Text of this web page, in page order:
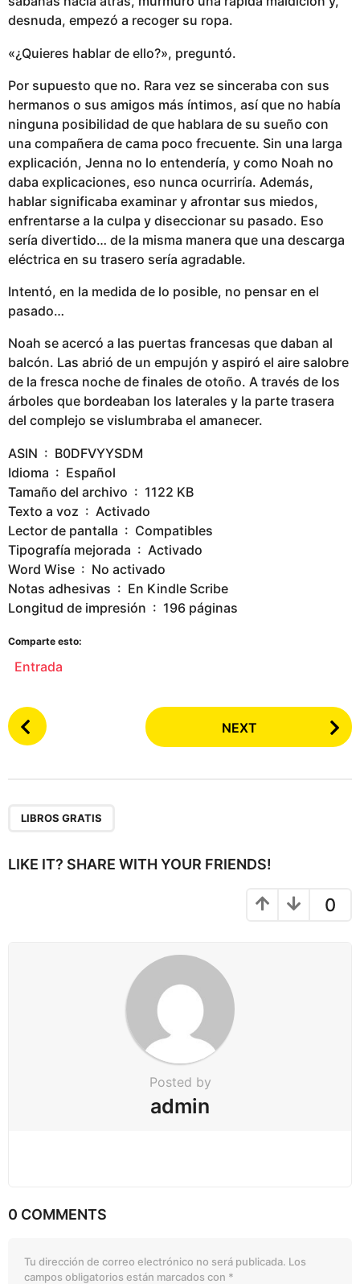
desnuda, empezó a recoger su ropa.
«¿Quieres hablar de ello?», preguntó.
Por supuesto que no. Rara vez se sinceraba con sus
hermanos o sus amigos más íntimos, así que no había
ninguna posibilidad de que hablara de su sueño con
una compañera de cama poco frecuente. Sin una larga
explicación, Jenna no lo entendería, y como Noah no
daba explicaciones, eso nunca ocurriría. Además,
hablar significaba examinar y afrontar sus miedos,
enfrentarse a la culpa y diseccionar su pasado. Eso
sería divertido… de la misma manera que una descarga
eléctrica en su trasero sería agradable.
Intentó, en la medida de lo posible, no pensar en el
pasado…
Noah se acercó a las puertas francesas que daban al
balcón. Las abrió de un empujón y aspiró el aire salobre
de la fresca noche de finales de otoño. A través de los
árboles que bordeaban los laterales y la parte trasera
del complejo se vislumbraba el amanecer.
ASIN ‏ : ‎ B0DFVYYSDM
Idioma ‏ : ‎ Español
Tamaño del archivo ‏ : ‎ 1122 KB
Texto a voz ‏ : ‎ Activado
Lector de pantalla ‏ : ‎ Compatibles
Tipografía mejorada ‏ : ‎ Activado
Word Wise ‏ : ‎ No activado
Notas adhesivas ‏ : ‎ En Kindle Scribe
Longitud de impresión ‏ : ‎ 196 páginas
Comparte esto:
Entrada
P
o
i
NEXT
LIBROS GRATIS
LIKE IT? SHARE WITH YOUR FRIENDS!
0
Posted by
admin
0 COMMENTS
Tu dirección de correo electrónico no será publicada. Los
campos obligatorios están marcados con *